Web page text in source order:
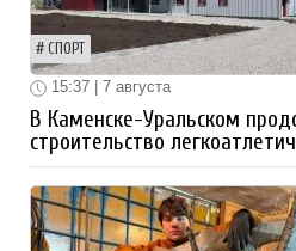
СПОРТ
15:37 | 7 августа
В Каменске-Уральском
строительство